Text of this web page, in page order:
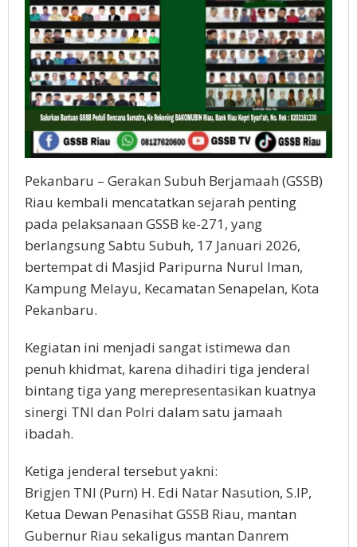
Pekanbaru – Gerakan Subuh Berjamaah (GSSB)
Riau kembali mencatatkan sejarah penting
pada pelaksanaan GSSB ke-271, yang
berlangsung Sabtu Subuh, 17 Januari 2026,
bertempat di Masjid Paripurna Nurul Iman,
Kampung Melayu, Kecamatan Senapelan, Kota
Pekanbaru.
Kegiatan ini menjadi sangat istimewa dan
penuh khidmat, karena dihadiri tiga jenderal
bintang tiga yang merepresentasikan kuatnya
sinergi TNI dan Polri dalam satu jamaah
ibadah.
Ketiga jenderal tersebut yakni:
Brigjen TNI (Purn) H. Edi Natar Nasution, S.IP,
Ketua Dewan Penasihat GSSB Riau, mantan
Gubernur Riau sekaligus mantan Danrem